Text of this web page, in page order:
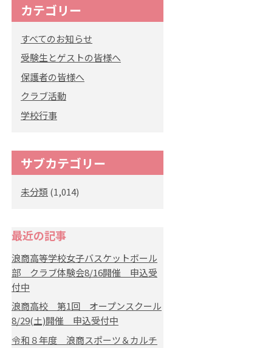
カテゴリー
すべてのお知らせ
受験生とゲストの皆様へ
保護者の皆様へ
クラブ活動
学校行事
サブカテゴリー
未分類 (1,014)
最近の記事
浪商高等学校女子バスケットボール
部 クラブ体験会8/16開催 申込受
付中
浪商高校 第1回 オープンスクール
8/29(土)開催 申込受付中
令和８年度 浪商スポーツ＆カルチ